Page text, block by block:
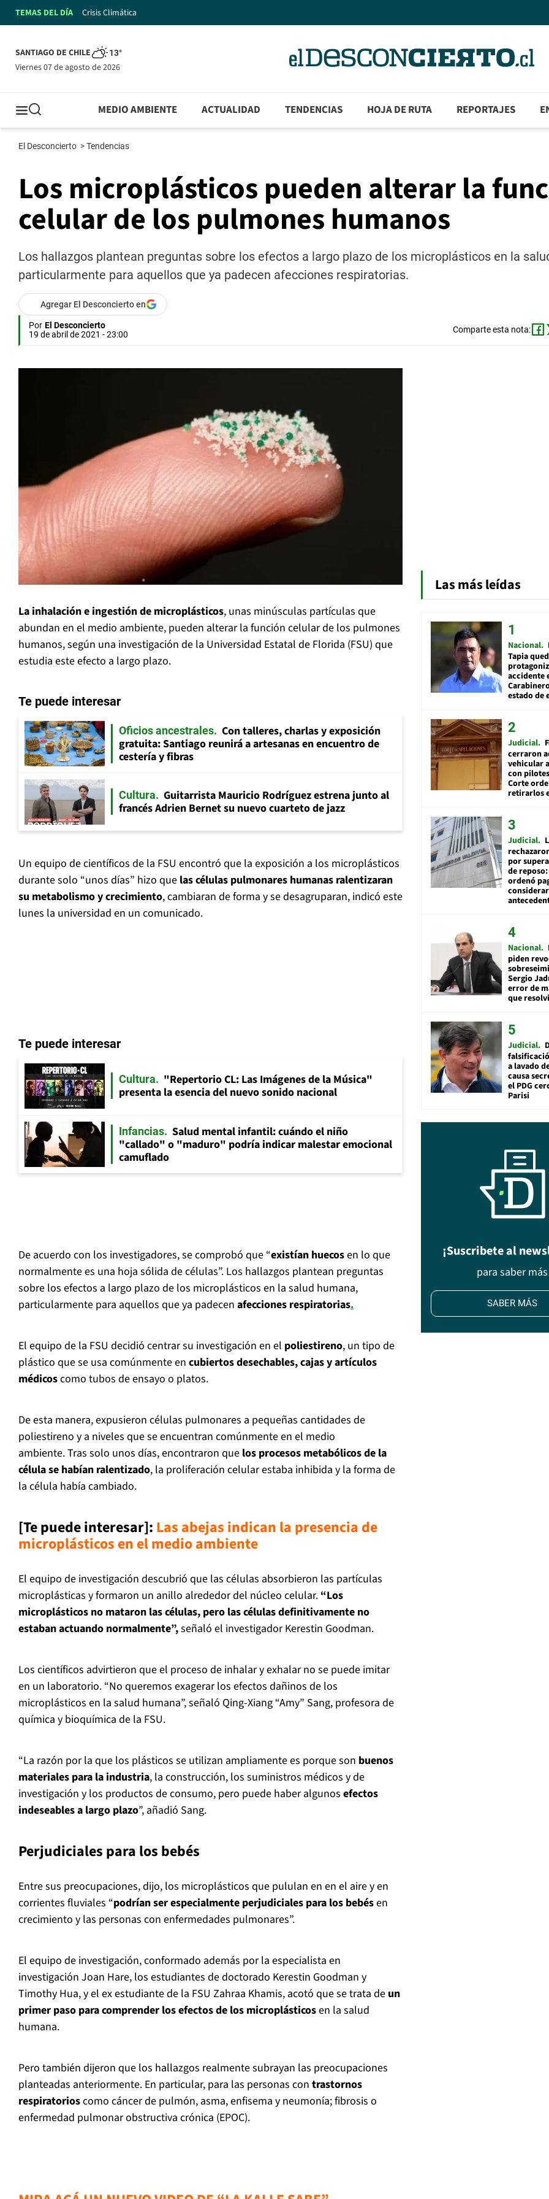
TEMAS DEL DÍA Crisis Climática
SANTIAGO DE CHILE 13°
viernes 07 de agosto de 2026
MEDIO AMBIENTE ACTUALIDAD TENDENCIAS HOJA DE RUTA REPORTAJES
El Desconcierto >Tendencias
Los microplásticos pueden alterar la
celular de los pulmones humanos
Los hallazgos plantean preguntas sobre los efectos a largo plazo de los microplásticos en la
particularmente para aquellos que ya padecen afecciones respiratorias.
Agregar El Desconcierto en
Por El Desconcierto
19 de abril de 2021 - 23:00
Comparte esta nota:
La inhalación e ingestión de microplásticos, unas minúsculas partículas que
abundan en el medio ambiente, pueden alterar la función celular de los pulmones
humanos, según una investigación de la Universidad Estatal de Florida (FSU) que
estudia este efecto a largo plazo.
Te puede interesar
Oficios ancestrales
Con talleres, charlas y exposición
gratuita: Santiago reunirá a artesanas en encuentro de
cestería y fibras
Cultura
Guitarrista Mauricio Rodríguez estrena junto al
francés Adrien Bernet su nuevo cuarteto de jazz
Un equipo de científicos de la FSU encontró que la exposición a los microplásticos
durante solo “unos días” hizo que las células pulmonares humanas ralentizaran
su metabolismo y crecimiento, cambiaran de forma y se desagruparan, indicó este
lunes la universidad en un comunicado.
Te puede interesar
Cultura
"Repertorio CL: Las Imágenes de la Música"
presenta la esencia del nuevo sonido nacional
Infancias
Salud mental infantil: cuándo el niño
"callado" o "maduro" podría indicar malestar emocional
camuflado
De acuerdo con los investigadores, se comprobó que “existían huecosen lo que
normalmente es una hoja sólida de células”. Los hallazgos plantean preguntas
sobre los efectos a largo plazo de los microplásticos en la salud humana,
particularmente para aquellos que ya padecen afecciones respiratorias.
El equipo de la FSU decidió centrar su investigación en el poliestireno, un tipo de
plástico que se usa comúnmente en cubiertos desechables, cajas y artículos
médicoscomo tubos de ensayo o platos.
De esta manera, expusieron células pulmonares a pequeñas cantidades de
poliestireno y a niveles que se encuentran comúnmente en el medio
ambiente. Tras solo unos días, encontraron que los procesos metabólicos de la
célula se habían ralentizado, la proliferación celular estaba inhibida y la forma de
la célula había cambiado.
[Te puede interesar]: Las abejas indican la presencia de
microplásticos en el medio ambiente
El equipo de investigación descubrió que las células absorbieron las partículas
microplásticas y formaron un anillo alrededor del núcleo celular. “Los
microplásticos no mataron las células, pero las células definitivamente no
estaban actuando normalmente”,señaló el investigador Kerestin Goodman.
Los científicos advirtieron que el proceso de inhalar y exhalar no se puede imitar
en un laboratorio. “No queremos exagerar los efectos dañinos de los
microplásticos en la salud humana”, señaló Qing-Xiang “Amy” Sang, profesora de
química y bioquímica de la FSU.
“La razón por la que los plásticos se utilizan ampliamente es porque son buenos
materiales para la industria, la construcción, los suministros médicos y de
investigación y los productos de consumo, pero puede haber algunos efectos
indeseables a largo plazo”, añadió Sang.
Perjudiciales para los bebés
Entre sus preocupaciones, dijo, los microplásticos que pululan en en el aire y en
corrientes fluviales “podrían ser especialmente perjudiciales para los bebésen
crecimiento y las personas con enfermedades pulmonares”.
El equipo de investigación, conformado además por la especialista en
investigación Joan Hare, los estudiantes de doctorado Kerestin Goodman y
Timothy Hua, y el ex estudiante de la FSU Zahraa Khamis, acotó que se trata de un
primer paso para comprender los efectos de los microplásticosen la salud
humana.
Pero también dijeron que los hallazgos realmente subrayan las preocupaciones
planteadas anteriormente. En particular, para las personas con trastornos
respiratorioscomo cáncer de pulmón, asma, enfisema y neumonía; fibrosis o
enfermedad pulmonar obstructiva crónica (EPOC).
Las más leídas
Nacional
Tapia
accidente
estado de
Judicial
cerraron
vehicular
con
Corte
retirarlos
Judicial
por
de
ordenó
Nacional
piden
Sergio
error de
que
Judicial
a lavado
causa
el PDG
Parisi
¡Suscribete al
para saber más
SABER MÁS